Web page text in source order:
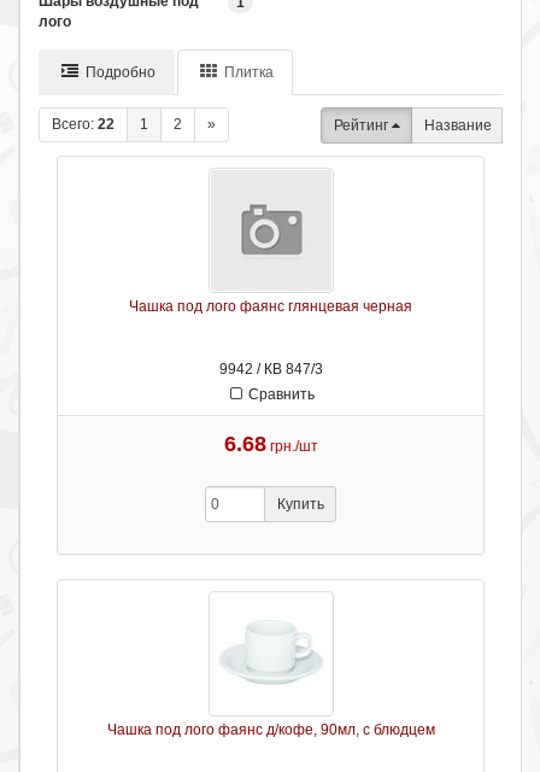
лого
Подробно Плитка
Всего: 22 1 2 » Рейтинг Название
Чашка под лого фаянс глянцевая черная
9942 / КВ 847/3
Сравнить
6.68 грн./шт
Купить
Чашка под лого фаянс д/кофе, 90мл, с блюдцем